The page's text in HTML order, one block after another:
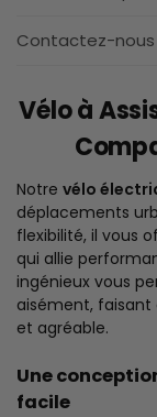
Contactez-nous
Vélo à
Notre vélo
déplacements
flexibilité, il vous
qui allie
ingénieux vous
aisément,
et agréable.
Une
facile